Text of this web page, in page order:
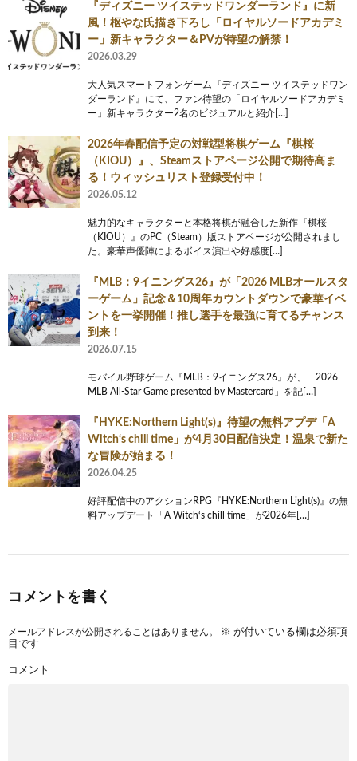
『ディズニー ツイステッドワンダーランド』に新
風！枢やな氏描き下ろし「ロイヤルソードアカデミ
ー」新キャラクター＆PVが待望の解禁！
2026.03.29
大人気スマートフォンゲーム『ディズニー ツイステッドワン
ダーランド』にて、ファン待望の「ロイヤルソードアカデミ
ー」新キャラクター2名のビジュアルと紹介[…]
2026年春配信予定の対戦型将棋ゲーム『棋桜
（KIOU）』、Steamストアページ公開で期待高ま
る！ウィッシュリスト登録受付中！
2026.05.12
魅力的なキャラクターと本格将棋が融合した新作『棋桜
（KIOU）』のPC（Steam）版ストアページが公開されまし
た。豪華声優陣によるボイス演出や好感度[…]
『MLB：9イニングス26』が「2026 MLBオールスタ
ーゲーム」記念＆10周年カウントダウンで豪華イベ
ントを一挙開催！推し選手を最強に育てるチャンス
到来！
2026.07.15
モバイル野球ゲーム『MLB：9イニングス26』が、「2026
MLB All-Star Game presented by Mastercard」を記[…]
『HYKE:Northern Light(s)』待望の無料アプデ「A
Witch‘s chill time」が4月30日配信決定！温泉で新た
な冒険が始まる！
2026.04.25
好評配信中のアクションRPG『HYKE:Northern Light(s)』の無
料アップデート「A Witch‘s chill time」が2026年[…]
コメントを書く
メールアドレスが公開されることはありません。 ※ が付いている欄は必須項
目です
コメント